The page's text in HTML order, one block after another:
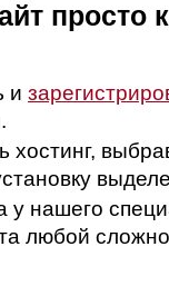
просто
и
хостинг,
у нашего
любой